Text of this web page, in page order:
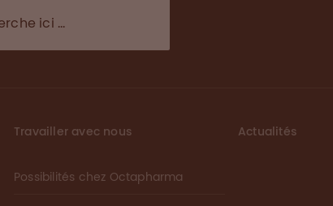
Travailler avec nous
Possibilités chez Octapharma
Actualités